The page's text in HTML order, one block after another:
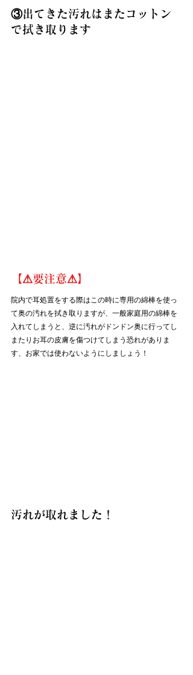
③出てきた汚れはまたコットン
で拭き取ります
【⚠要注意⚠】
院内で耳処置をする際はこの時に専用の綿棒を使っ
て奥の汚れを拭き取りますが、一般家庭用の綿棒を
入れてしまうと、逆に汚れがドンドン奥に行ってし
またりお耳の皮膚を傷つけてしまう恐れがありま
す、お家では使わないようにしましょう！
汚れが取れました！